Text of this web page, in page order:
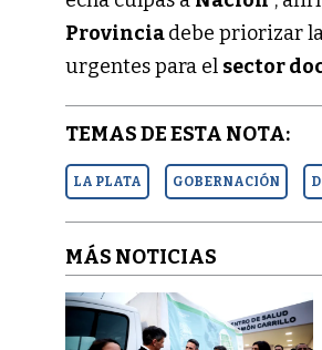
Provinciadebe priorizar
urgentes para el sector
TEMAS DE ESTA NOTA:
LA PLATA GOBERNACIÓN
MÁS NOTICIAS